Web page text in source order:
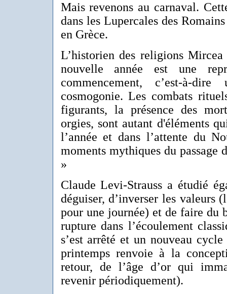
Mais revenons au carnaval.
dans les Lupercales des
en Grèce.
L’historien des religions
nouvelle année est une
commencement, c’est-à-
cosmogonie. Les combats
figurants, la présence des
orgies, sont autant d'éléments
l’année et dans l’attente du
moments mythiques du passage
»
Claude Levi-Strauss a étudié
déguiser, d’inverser les valeurs
pour une journée) et de faire du
rupture dans l’écoulement
s’est arrêté et un nouveau
printemps renvoie à la
retour, de l’âge d’or qui
revenir périodiquement).